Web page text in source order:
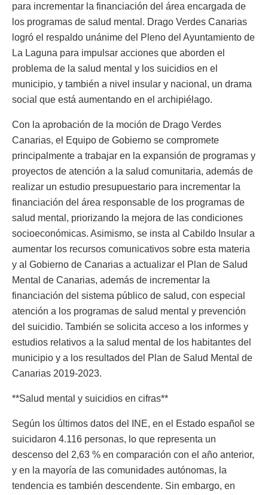
para incrementar la financiación del área encargada de
los programas de salud mental. Drago Verdes Canarias
logró el respaldo unánime del Pleno del Ayuntamiento de
La Laguna para impulsar acciones que aborden el
problema de la salud mental y los suicidios en el
municipio, y también a nivel insular y nacional, un drama
social que está aumentando en el archipiélago.
Con la aprobación de la moción de Drago Verdes
Canarias, el Equipo de Gobierno se compromete
principalmente a trabajar en la expansión de programas y
proyectos de atención a la salud comunitaria, además de
realizar un estudio presupuestario para incrementar la
financiación del área responsable de los programas de
salud mental, priorizando la mejora de las condiciones
socioeconómicas. Asimismo, se insta al Cabildo Insular a
aumentar los recursos comunicativos sobre esta materia
y al Gobierno de Canarias a actualizar el Plan de Salud
Mental de Canarias, además de incrementar la
financiación del sistema público de salud, con especial
atención a los programas de salud mental y prevención
del suicidio. También se solicita acceso a los informes y
estudios relativos a la salud mental de los habitantes del
municipio y a los resultados del Plan de Salud Mental de
Canarias 2019-2023.
**Salud mental y suicidios en cifras**
Según los últimos datos del INE, en el Estado español se
suicidaron 4.116 personas, lo que representa un
descenso del 2,63 % en comparación con el año anterior,
y en la mayoría de las comunidades autónomas, la
tendencia es también descendente. Sin embargo, en